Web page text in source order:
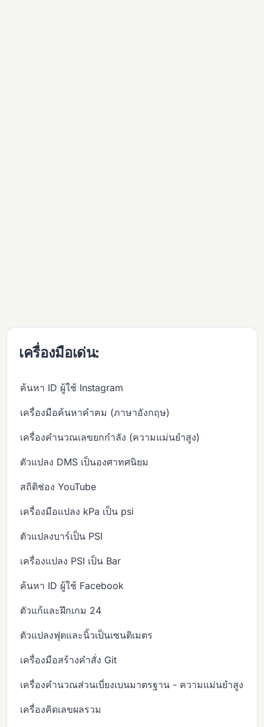
เครื่องมือเด่น:
ค้นหา ID ผู้ใช้ Instagram
เครื่องมือค้นหาคำคม (ภาษาอังกฤษ)
เครื่องคำนวณเลขยกกำลัง (ความแม่นยำสูง)
ตัวแปลง DMS เป็นองศาทศนิยม
สถิติช่อง YouTube
เครื่องมือแปลง kPa เป็น psi
ตัวแปลงบาร์เป็น PSI
เครื่องแปลง PSI เป็น Bar
ค้นหา ID ผู้ใช้ Facebook
ตัวแก้และฝึกเกม 24
ตัวแปลงฟุตและนิ้วเป็นเซนติเมตร
เครื่องมือสร้างคำสั่ง Git
เครื่องคำนวณส่วนเบี่ยงเบนมาตรฐาน - ความแม่นยำสูง
เครื่องคิดเลขผลรวม